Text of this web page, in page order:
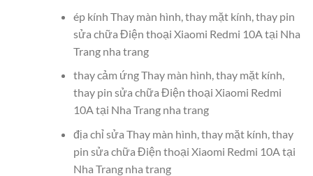
ép kính Thay màn hình, thay mặt kính, thay pin
sửa chữa Điện thoại Xiaomi Redmi 10A tại Nha
Trang nha trang
thay cảm ứng Thay màn hình, thay mặt kính,
thay pin sửa chữa Điện thoại Xiaomi Redmi
10A tại Nha Trang nha trang
địa chỉ sửa Thay màn hình, thay mặt kính, thay
pin sửa chữa Điện thoại Xiaomi Redmi 10A tại
Nha Trang nha trang